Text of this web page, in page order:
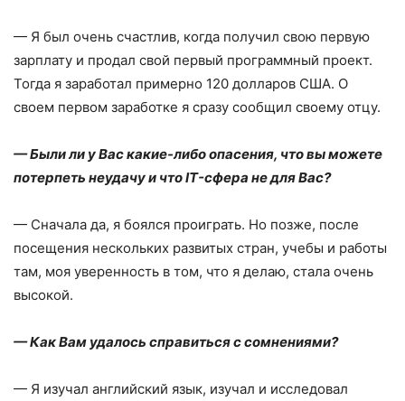
— Я был очень счастлив, когда получил свою первую
зарплату и продал свой первый программный проект.
Тогда я заработал примерно 120 долларов США. О
своем первом заработке я сразу сообщил своему отцу.
— Были ли у Вас какие-либо опасения, что вы можете
потерпеть неудачу и что IT-сфера не для Вас?
— Сначала да, я боялся проиграть. Но позже, после
посещения нескольких развитых стран, учебы и работы
там, моя уверенность в том, что я делаю, стала очень
высокой.
— Как Вам удалось справиться с сомнениями?
— Я изучал английский язык, изучал и исследовал